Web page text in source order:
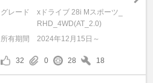
グレード
xドライブ 28i Mスポーツ_
RHD_4WD(AT_2.0)
所有期間
2024年12月15日～
32 0 28 18